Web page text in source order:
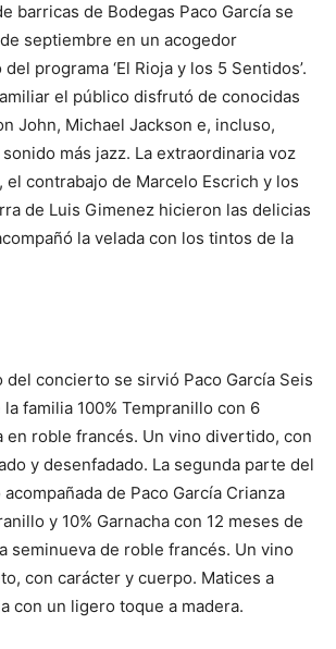
barricas de Bodegas Paco García se
septiembre en un acogedor
programa ‘El Rioja y los 5 Sentidos’.
el público disfrutó de conocidas
John, Michael Jackson e, incluso,
más jazz. La extraordinaria voz
el contrabajo de Marcelo Escrich y los
de Luis Gimenez hicieron las delicias
la velada con los tintos de la
del concierto se sirvió Paco García Seis
familia 100% Tempranillo con 6
en roble francés. Un vino divertido, con
y desenfadado. La segunda parte del
de Paco García Crianza
y 10% Garnacha con 12 meses de
seminueva de roble francés. Un vino
con carácter y cuerpo. Matices a
con un ligero toque a madera.